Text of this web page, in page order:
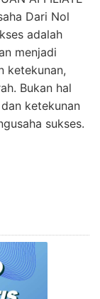
Nol
AFFILIATE
Dari Nol
adalah
menjadi
sukses.